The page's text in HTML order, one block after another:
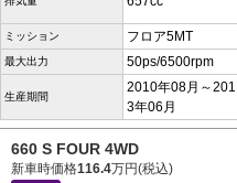
ミッション フロア5MT
最大出力 50ps/6500rpm
生産期間
2010年08月～201
3年06月
660 S FOUR 4WD
新車時価格116.4万円(税込)